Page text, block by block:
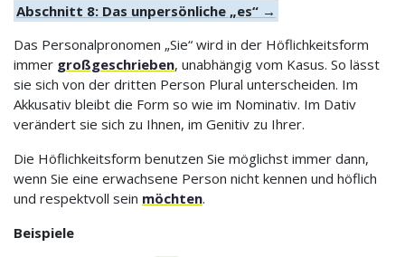
Abschnitt 8: Das unpersönliche „es“ →
Das Personalpronomen „Sie“ wird in der Höflichkeitsform
immer großgeschrieben, unabhängig vom Kasus. So lässt
sie sich von der dritten Person Plural unterscheiden. Im
Akkusativ bleibt die Form so wie im Nominativ. Im Dativ
verändert sie sich zu Ihnen, im Genitiv zu Ihrer.
Die Höflichkeitsform benutzen Sie möglichst immer dann,
wenn Sie eine erwachsene Person nicht kennen und höflich
und respektvoll sein möchten.
Beispiele